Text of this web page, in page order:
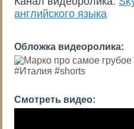
английского языка
Обложка видеоролика:
Смотреть видео: